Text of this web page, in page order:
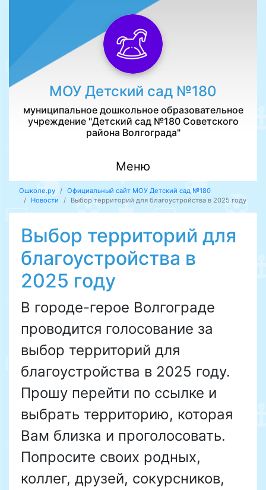
МОУ Детский сад №180
муниципальное дошкольное образовательное
учреждение "Детский сад №180 Советского
района Волгограда"
Меню
Ошколе.ру
Официальный сайт МОУ Детский сад №180
Новости
Выбор территорий для благоустройства в 2025 году
Выбор территорий для
благоустройства в
2025 году
В городе-герое Волгограде
проводится голосование за
выбор территорий для
благоустройства в 2025 году.
Прошу перейти по ссылке и
выбрать территорию, которая
Вам близка и проголосовать.
Попросите своих родных,
коллег, друзей, сокурсников,